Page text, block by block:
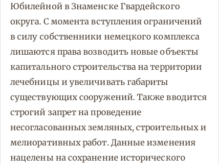
Юбилейной в Знаменске Гвардейского
округа. С момента вступления ограничений
в силу собственники немецкого комплекса
лишаются права возводить новые объекты
капитального строительства на территории
лечебницы и увеличивать габариты
существующих сооружений. Также вводится
строгий запрет на проведение
несогласованных земляных, строительных и
мелиоративных работ. Данные изменения
нацелены на сохранение исторического